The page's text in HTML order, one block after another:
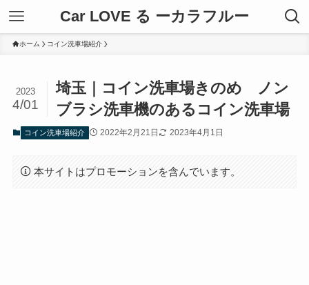
Car LOVE る ーカラフルー
ホーム コイン洗車場紹介
埼玉｜コイン洗車場きのめ ノン
ブラシ洗車機のあるコイン洗車場
2023
4/01
コイン洗車場紹介 2022年2月21日 2023年4月1日
本サイトはプロモーションを含んでいます。